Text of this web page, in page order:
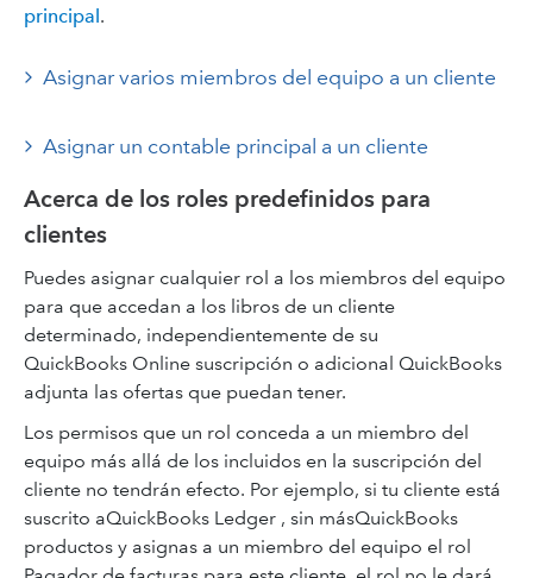
principal.
Asignar varios miembros del equipo a un cliente
Asignar un contable principal a un cliente
Acerca de los roles predefinidos para
clientes
Puedes asignar cualquier rol a los miembros del equipo
para que accedan a los libros de un cliente
determinado, independientemente de su
QuickBooks Online suscripción o adicional QuickBooks
adjunta las ofertas que puedan tener.
Los permisos que un rol conceda a un miembro del
equipo más allá de los incluidos en la suscripción del
cliente no tendrán efecto. Por ejemplo, si tu cliente está
suscrito aQuickBooks Ledger , sin másQuickBooks
productos y asignas a un miembro del equipo el rol